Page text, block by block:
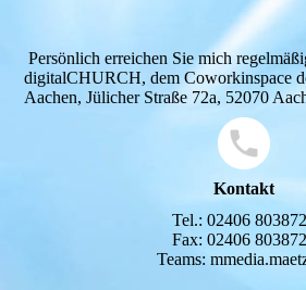
Persönlich erreichen Sie mich
digitalCHURCH, dem Coworkinspace
Aachen, Jülicher Straße 72a, 52070
Kontakt
Tel.: 02406
Fax: 02406
Teams: